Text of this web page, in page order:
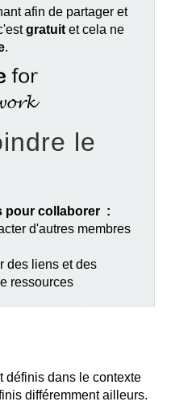
afin de partager et
gratuit et cela ne
.
le
pour collaborer :
d'autres membres
des liens et des
ressources
définis dans le contexte
différemment ailleurs.